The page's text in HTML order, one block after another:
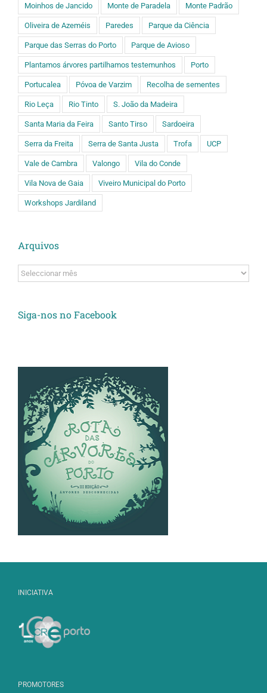
Moinhos de Jancido Monte de Paradela Monte Padrão
Oliveira de Azeméis Paredes Parque da Ciência
Parque das Serras do Porto Parque de Avioso
Plantamos árvores partilhamos testemunhos Porto
Portucalea Póvoa de Varzim Recolha de sementes
Rio Leça Rio Tinto S. João da Madeira
Santa Maria da Feira Santo Tirso Sardoeira
Serra da Freita Serra de Santa Justa Trofa UCP
Vale de Cambra Valongo Vila do Conde
Vila Nova de Gaia Viveiro Municipal do Porto
Workshops Jardiland
Arquivos
Arquivos
Siga-nos no Facebook
INICIATIVA
PROMOTORES